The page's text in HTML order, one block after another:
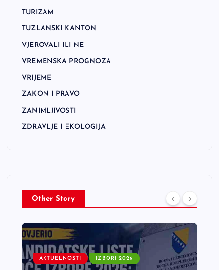
TURIZAM
TUZLANSKI KANTON
VJEROVALI ILI NE
VREMENSKA PROGNOZA
VRIJEME
ZAKON I PRAVO
ZANIMLJIVOSTI
ZDRAVLJE I EKOLOGIJA
Other Story
AKTUELNOSTI IZBORI 2026